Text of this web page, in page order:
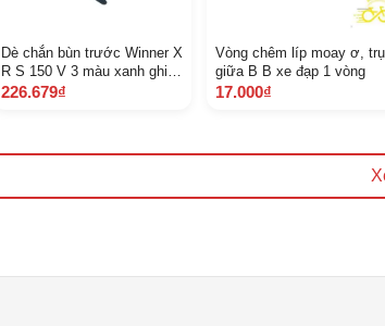
Dè chắn bùn trước Winner X
R S 150 V 3 màu xanh ghi Q
A61000 K 56 V 60 Z B 7 B 6
226.679₫
Vòng chêm líp moay ơ,
giữa B B xe đạp 1 vòng
17.000₫